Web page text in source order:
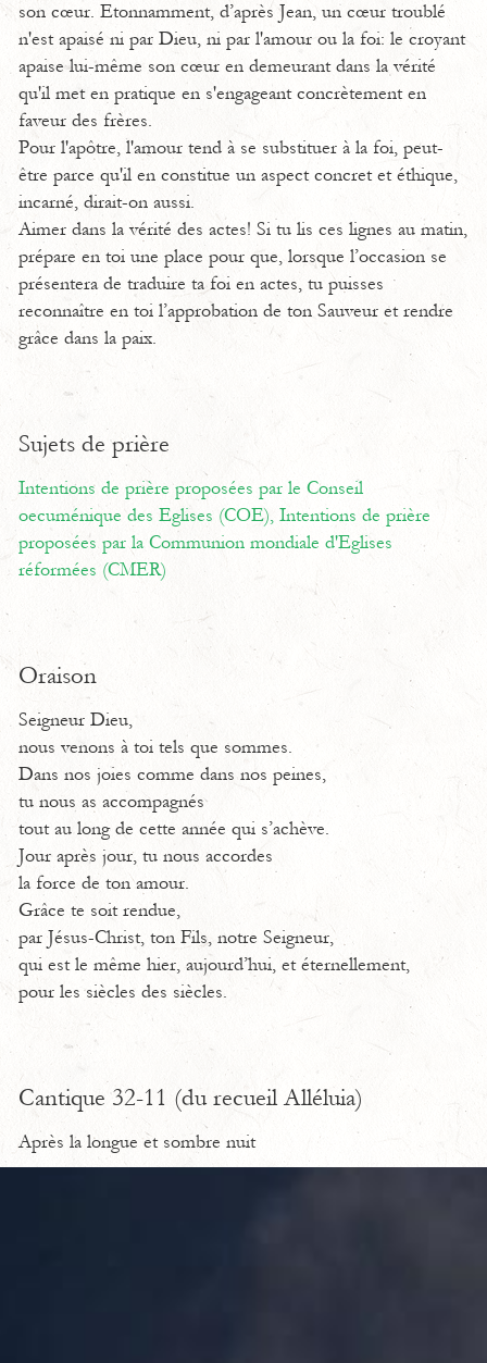
son cœur. Etonnamment, d’après Jean, un cœur troublé
n'est apaisé ni par Dieu, ni par l'amour ou la foi: le croyant
apaise lui-même son cœur en demeurant dans la vérité
qu'il met en pratique en s'engageant concrètement en
faveur des frères.
Pour l'apôtre, l'amour tend à se substituer à la foi, peut-
être parce qu'il en constitue un aspect concret et éthique,
incarné, dirait-on aussi.
Aimer dans la vérité des actes! Si tu lis ces lignes au matin,
prépare en toi une place pour que, lorsque l’occasion se
présentera de traduire ta foi en actes, tu puisses
reconnaître en toi l’approbation de ton Sauveur et rendre
grâce dans la paix.
Sujets de prière
Intentions de prière proposées par le Conseil
oecuménique des Eglises (COE), Intentions de prière
proposées par la Communion mondiale d'Eglises
réformées (CMER)
Oraison
Seigneur Dieu,
nous venons à toi tels que sommes.
Dans nos joies comme dans nos peines,
tu nous as accompagnés
tout au long de cette année qui s’achève.
Jour après jour, tu nous accordes
la force de ton amour.
Grâce te soit rendue,
par Jésus-Christ, ton Fils, notre Seigneur,
qui est le même hier, aujourd’hui, et éternellement,
pour les siècles des siècles.
Cantique 32-11 (du recueil Alléluia)
Après la longue et sombre nuit